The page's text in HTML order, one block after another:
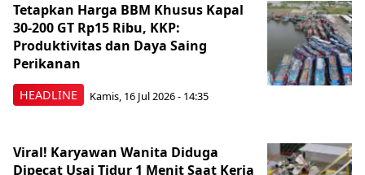
HEADLINE
Tetapkan Harga BBM Khusus Kapal
30-200 GT Rp15 Ribu, KKP:
Produktivitas dan Daya Saing
Perikanan
Kamis, 16 Jul 2026 - 14:35
Viral! Karyawan Wanita Diduga
Dipecat Usai Tidur 1 Menit Saat Kerja